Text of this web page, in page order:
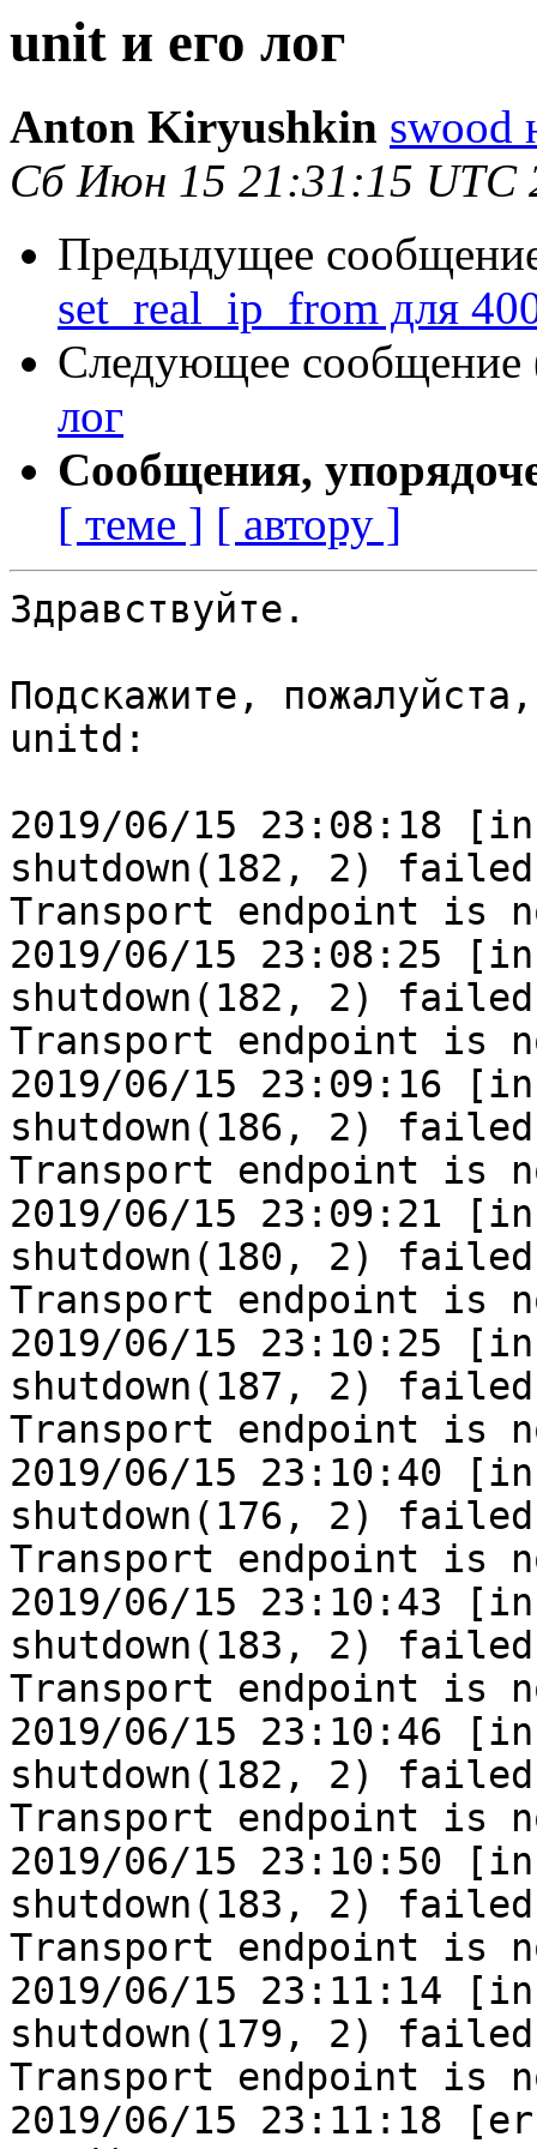
unit и его лог
Anton Kiryushkin swood
Сб Июн 15 21:31:15 UTC
Предыдущее
set_real_ip_from для
Следующее сообщение
лог
Сообщения,
[ теме ] [ автору ]
Здравствуйте.
Подскажите,
unitd:
2019/06/15 23:08:18
shutdown(182, 2)
Transport endpoint is
2019/06/15 23:08:25
shutdown(182, 2)
Transport endpoint is
2019/06/15 23:09:16
shutdown(186, 2)
Transport endpoint is
2019/06/15 23:09:21
shutdown(180, 2)
Transport endpoint is
2019/06/15 23:10:25
shutdown(187, 2)
Transport endpoint is
2019/06/15 23:10:40
shutdown(176, 2)
Transport endpoint is
2019/06/15 23:10:43
shutdown(183, 2)
Transport endpoint is
2019/06/15 23:10:46
shutdown(182, 2)
Transport endpoint is
2019/06/15 23:10:50
shutdown(183, 2)
Transport endpoint is
2019/06/15 23:11:14
shutdown(179, 2)
Transport endpoint is
2019/06/15 23:11:18